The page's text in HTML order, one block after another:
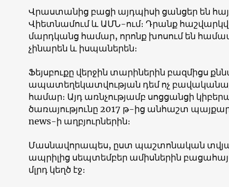
Վրաստանից բացի այդպիսի ցանցեր են
Վիետնամում և ԱՄՆ-ում։ Դրանք
մարդկանց համար, որոնք խոսում են
չինարեն և իսպաներեն։
Ֆեյսբուքը վերջին տարիներին բազմիցս
ապատեղեկատվության դեմ ոչ
համար։ Այդ առնչությամբ սոցցանցի
ծառայությունը 2017 թ-ից անհաշտ
news-ի աղբյուրներին։
Մասնավորապես, ըստ պաշտոնական
ապրիլից սեպտեմբեր ամիսներին
մլրդ կեղծ էջ։